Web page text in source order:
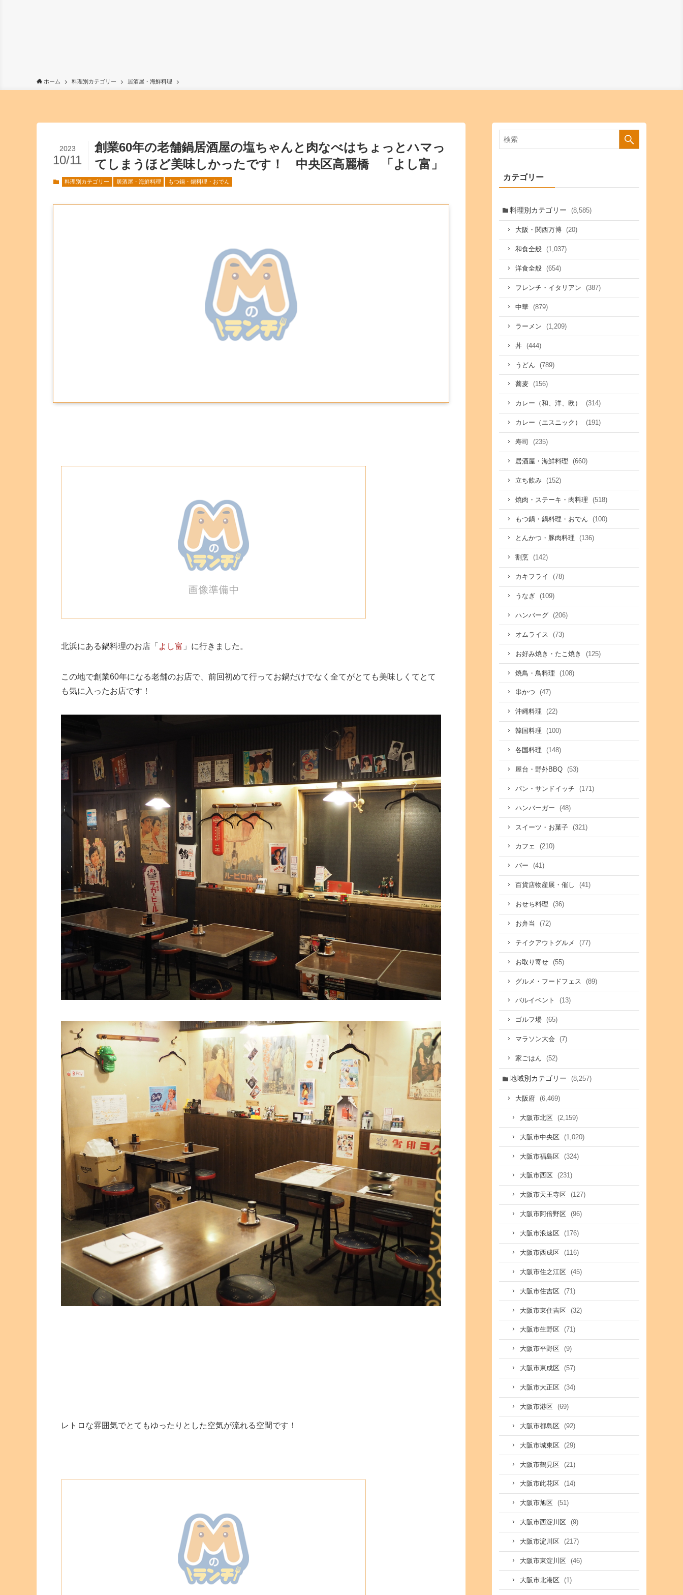
ホーム 料理別カテゴリー 居酒屋・海鮮料理
創業60年の老舗鍋居酒屋の塩ちゃんと肉なべはちょっとハマっ
てしまうほど美味しかったです！ 中央区高麗橋 「よし富」
2023
10/11
料理別カテゴリー 居酒屋・海鮮料理 もつ鍋・鍋料理・おでん
北浜にある鍋料理のお店「 よし富 」に行きました。
この地で創業60年になる老舗のお店で、前回初めて行ってお鍋だけでなく全てがとても美味しくてとて
も気に入ったお店です！
レトロな雰囲気でとてもゆったりとした空気が流れる空間です！
カテゴリー
料理別カテゴリー (8,585)
大阪・関西万博 (20)
和食全般 (1,037)
洋食全般 (654)
フレンチ・イタリアン (387)
中華 (879)
ラーメン (1,209)
丼 (444)
うどん (789)
蕎麦 (156)
カレー（和、洋、欧） (314)
カレー（エスニック） (191)
寿司 (235)
居酒屋・海鮮料理 (660)
立ち飲み (152)
焼肉・ステーキ・肉料理 (518)
もつ鍋・鍋料理・おでん (100)
とんかつ・豚肉料理 (136)
割烹 (142)
カキフライ (78)
うなぎ (109)
ハンバーグ (206)
オムライス (73)
お好み焼き・たこ焼き (125)
焼鳥・鳥料理 (108)
串かつ (47)
沖縄料理 (22)
韓国料理 (100)
各国料理 (148)
屋台・野外BBQ (53)
パン・サンドイッチ (171)
ハンバーガー (48)
スイーツ・お菓子 (321)
カフェ (210)
バー (41)
百貨店物産展・催し (41)
おせち料理 (36)
お弁当 (72)
テイクアウトグルメ (77)
お取り寄せ (55)
グルメ・フードフェス (89)
バルイベント (13)
ゴルフ場 (65)
マラソン大会 (7)
家ごはん (52)
地域別カテゴリー (8,257)
大阪府 (6,469)
大阪市北区 (2,159)
大阪市中央区 (1,020)
大阪市福島区 (324)
大阪市西区 (231)
大阪市天王寺区 (127)
大阪市阿倍野区 (96)
大阪市浪速区 (176)
大阪市西成区 (116)
大阪市住之江区 (45)
大阪市住吉区 (71)
大阪市東住吉区 (32)
大阪市生野区 (71)
大阪市平野区 (9)
大阪市東成区 (57)
大阪市大正区 (34)
大阪市港区 (69)
大阪市都島区 (92)
大阪市城東区 (29)
大阪市鶴見区 (21)
大阪市此花区 (14)
大阪市旭区 (51)
大阪市西淀川区 (9)
大阪市淀川区 (217)
大阪市東淀川区 (46)
大阪市北港区 (1)